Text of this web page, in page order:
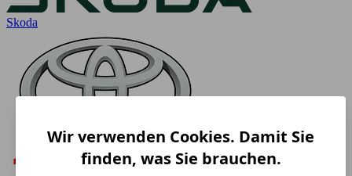
Skoda
Wir verwenden Cookies. Damit Sie
finden, was Sie brauchen.